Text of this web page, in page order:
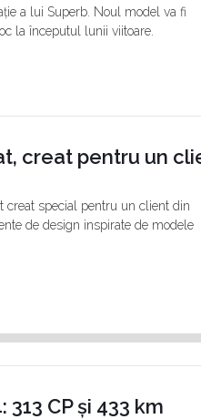
a lui Superb. Noul model va fi
la începutul lunii viitoare.
creat pentru un
creat special pentru un client din
de design inspirate de modele
CP și 433 km